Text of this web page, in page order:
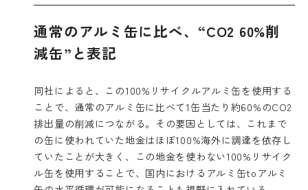
通常のアルミ缶に比べ、“CO2 60%削
減缶”と表記
同社によると、この100%リサイクルアルミ缶を使用する
ことで、通常のアルミ缶に比べて1缶当たり約60%のCO2
排出量の削減につながる。その要因としては、これまで
の缶に使われていた地金はほぼ100%海外に調達を依存し
ていたことが大きく、この地金を使わない100%リサイク
ル缶を使用することで、国内におけるアルミ缶toアルミ